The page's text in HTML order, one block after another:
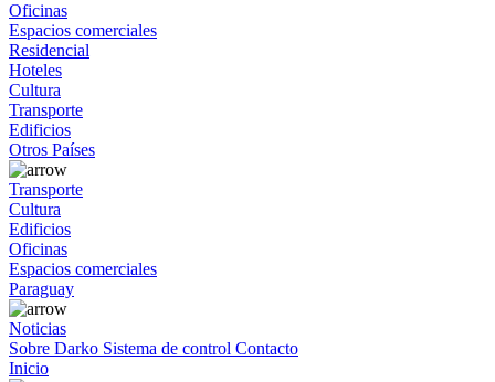
Oficinas
Espacios comerciales
Residencial
Hoteles
Cultura
Transporte
Edificios
Otros Países
Transporte
Cultura
Edificios
Oficinas
Espacios comerciales
Paraguay
Noticias
Sobre Darko Sistema de control Contacto
Inicio